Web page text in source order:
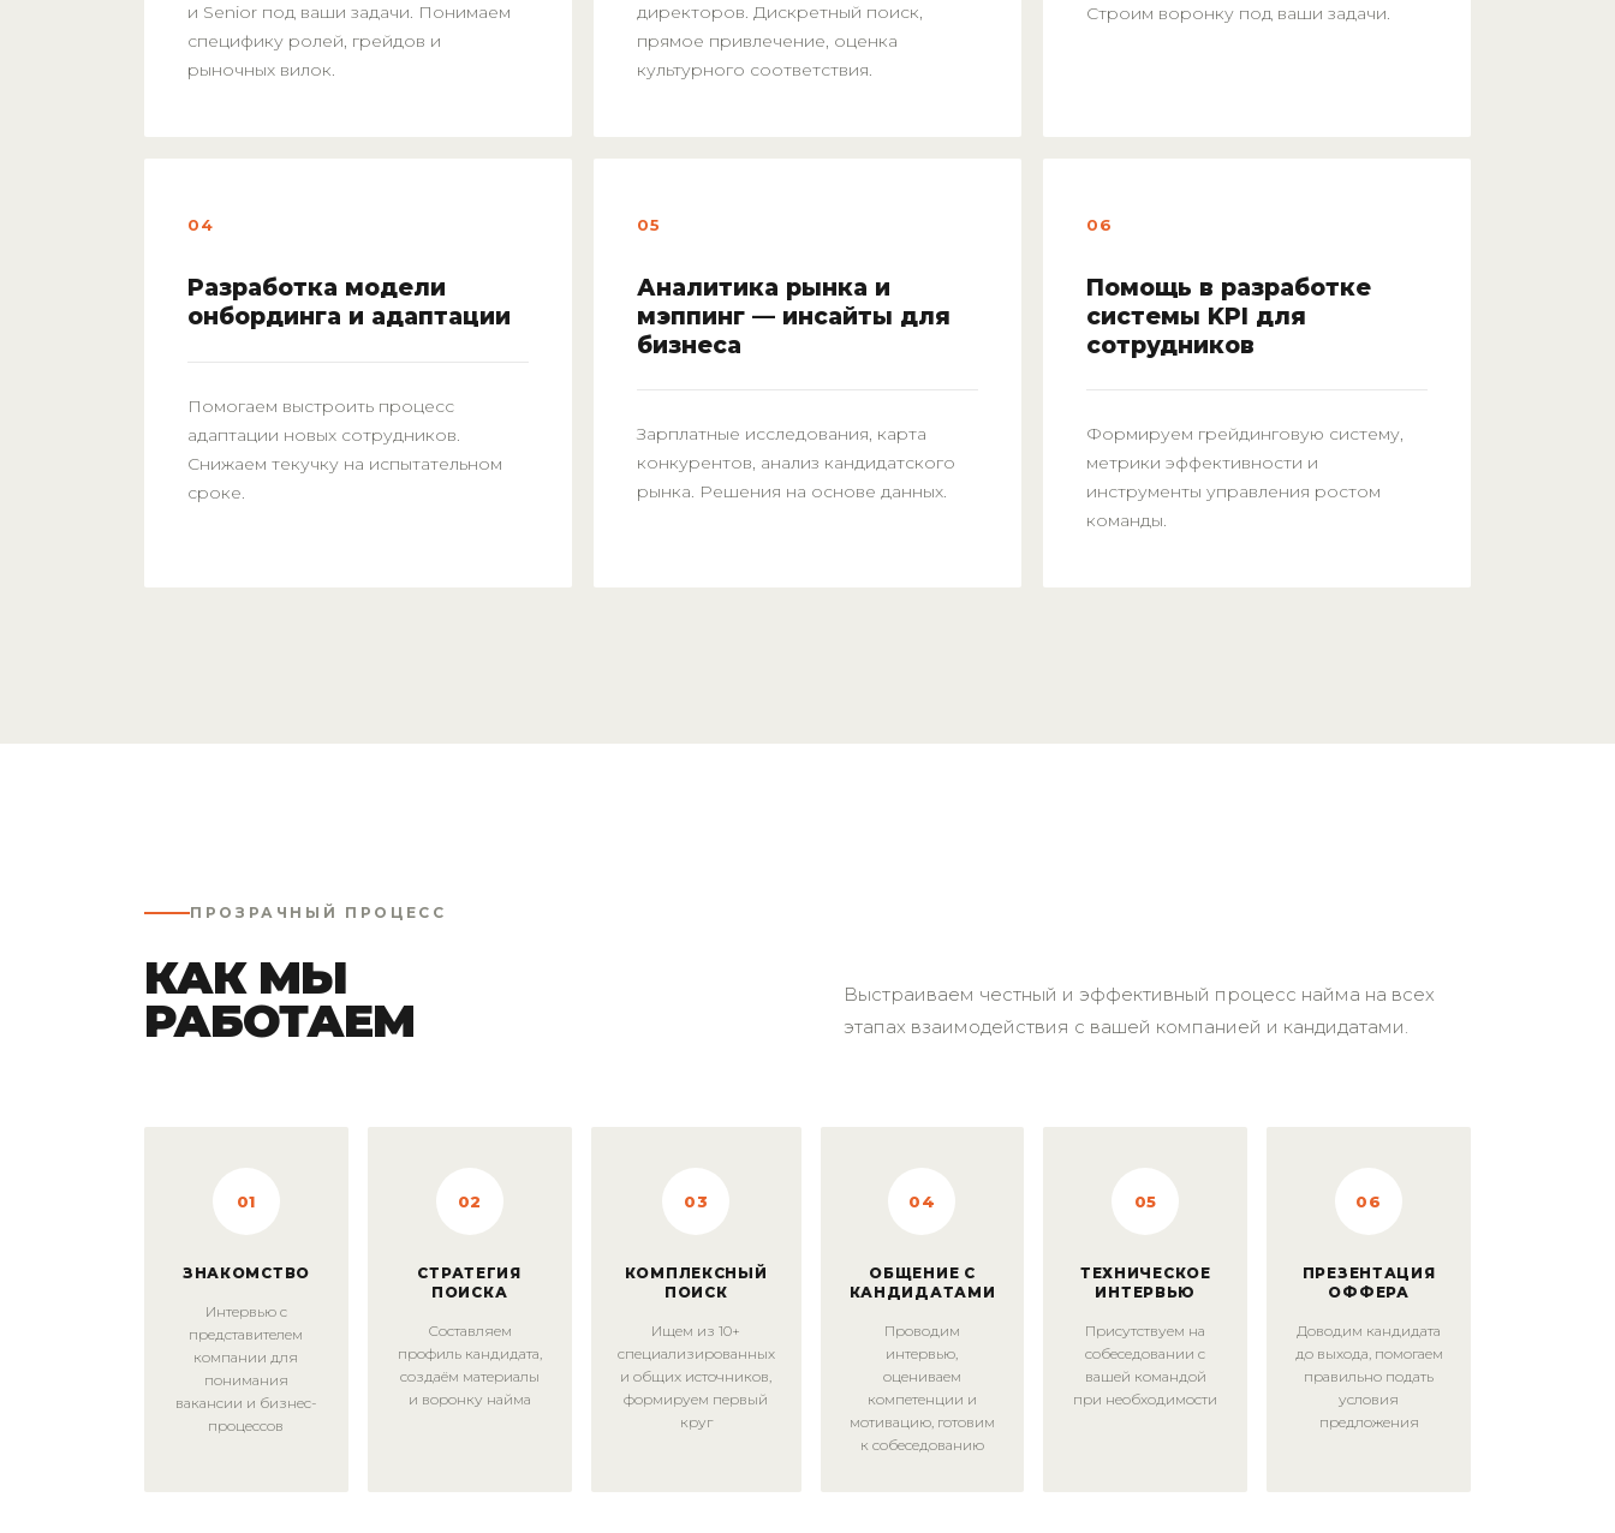
и Senior под ваши задачи. Понимаем
специфику ролей, грейдов и
рыночных вилок.
директоров. Дискретный поиск,
прямое привлечение, оценка
культурного соответствия.
Строим воронку под ваши задачи.
04
Разработка модели
онбординга и адаптации
Помогаем выстроить процесс
адаптации новых сотрудников.
Снижаем текучку на испытательном
сроке.
05
Аналитика рынка и
мэппинг — инсайты для
бизнеса
Зарплатные исследования, карта
конкурентов, анализ кандидатского
рынка. Решения на основе данных.
06
Помощь в разработке
системы KPI для
сотрудников
Формируем грейдинговую систему,
метрики эффективности и
инструменты управления ростом
команды.
ПРОЗРАЧНЫЙ ПРОЦЕСС
КАК МЫ
РАБОТАЕМ
Выстраиваем честный и эффективный процесс найма на всех
этапах взаимодействия с вашей компанией и кандидатами.
01
ЗНАКОМСТВО
Интервью с
представителем
компании для
понимания
вакансии и бизнес-
процессов
02
СТРАТЕГИЯ
ПОИСКА
Составляем
профиль кандидата,
создаём материалы
и воронку найма
03
КОМПЛЕКСНЫЙ
ПОИСК
Ищем из 10+
специализированных
и общих источников,
формируем первый
круг
04
ОБЩЕНИЕ С
КАНДИДАТАМИ
Проводим
интервью,
оцениваем
компетенции и
мотивацию, готовим
к собеседованию
05
ТЕХНИЧЕСКОЕ
ИНТЕРВЬЮ
Присутствуем на
собеседовании с
вашей командой
при необходимости
06
ПРЕЗЕНТАЦИЯ
ОФФЕРА
Доводим кандидата
до выхода, помогаем
правильно подать
условия
предложения